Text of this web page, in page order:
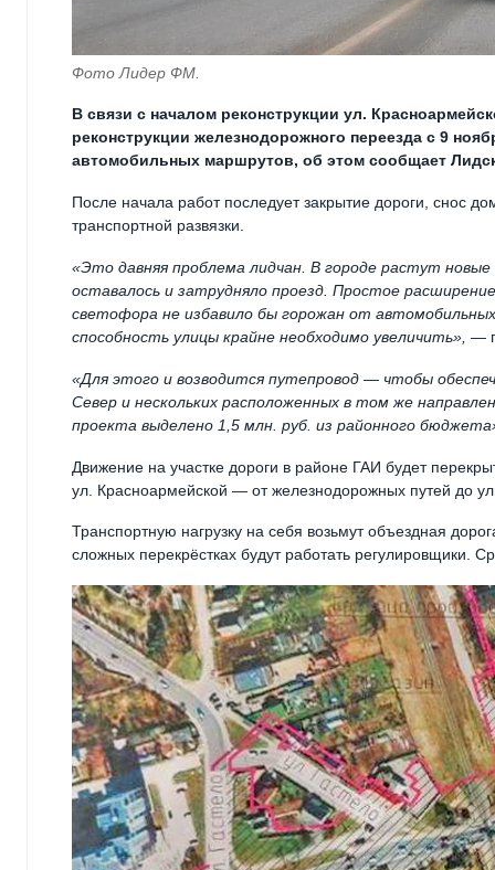
Фото Лидер ФМ.
В связи с началом реконструкции ул.
реконструкции железнодорожного переезда с 9
автомобильных маршрутов, об этом сообщает
После начала работ последует закрытие дороги, снос
транспортной развязки.
«Это давняя проблема лидчан. В городе растут
оставалось и затрудняло проезд. Простое
светофора не избавило бы горожан от
способность улицы крайне необходимо увеличить», —
«Для этого и возводится путепровод — чтобы
Север и нескольких расположенных в том же
проекта выделено 1,5 млн. руб. из районного
Движение на участке дороги в районе ГАИ будет
ул. Красноармейской — от железнодорожных путей до
Транспортную нагрузку на себя возьмут объездная
сложных перекрёстках будут работать регулировщики.